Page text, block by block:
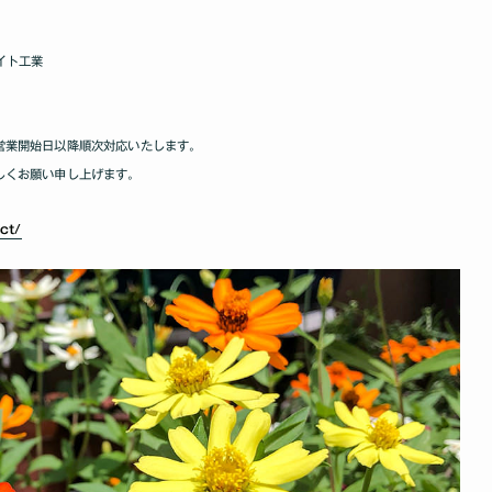
ト工業
開始日以降順次対応いたします｡
お願い申し上げます｡